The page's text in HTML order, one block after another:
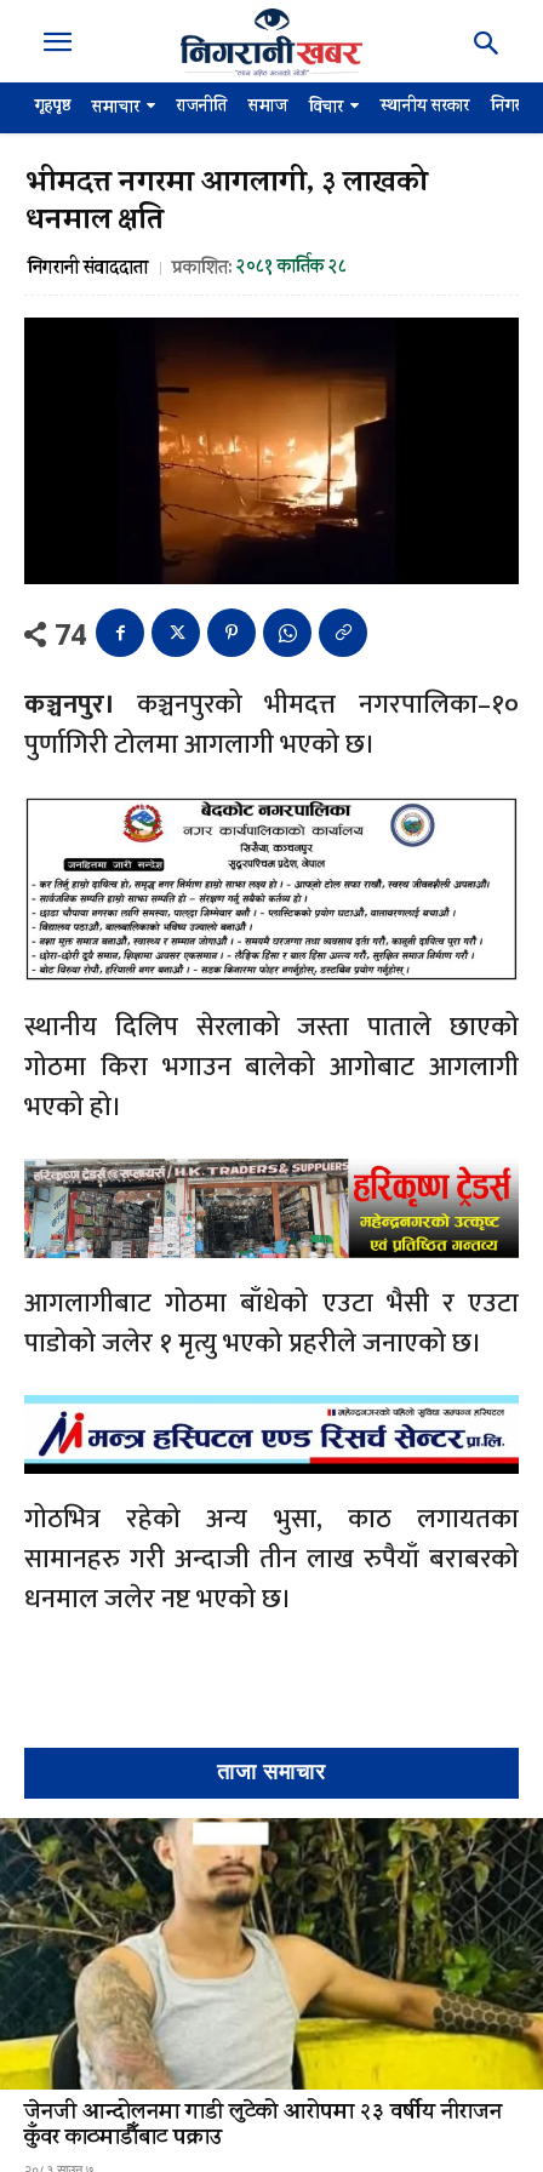
गृहपृष्ठ समाचार राजनीति समाज विचार स्थानीय सरकार
भीमदत्त नगरमा आगलागी, ३ लाखको
धनमाल क्षति
निगरानी संवाददाता प्रकाशित:२०८१ कार्तिक २८
74
कञ्चनपुर। कञ्चनपुरको भीमदत्त नगरपालिका–१०
पुर्णागिरी टोलमा आगलागी भएको छ।
स्थानीय दिलिप सेरलाको जस्ता पाताले छाएको
गोठमा किरा भगाउन बालेको आगोबाट आगलागी
भएको हो।
आगलागीबाट गोठमा बाँधेको एउटा भैसी र एउटा
पाडोको जलेर १ मृत्यु भएको प्रहरीले जनाएको छ।
गोठभित्र रहेको अन्य भुसा, काठ लगायतका
सामानहरु गरी अन्दाजी तीन लाख रुपैयाँ बराबरको
धनमाल जलेर नष्ट भएको छ।
ताजा समाचार
जेनजी आन्दोलनमा गाडी लुटेको आरोपमा २३ वर्षीय नीराजन
कुँवर काठमाडौँबाट पक्राउ